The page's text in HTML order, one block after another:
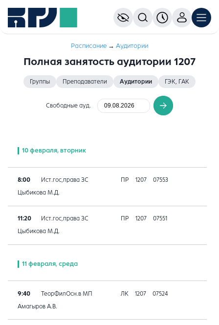
Расписание → Аудитории
Полная занятость аудитории 1207
Группы Преподаватели Аудитории ГЭК, ГАК
Свободные ауд.
10 февраля, вторник
8:00 Ист.гос,права ЗС ПР 1207 07553
Цыбикова М.Д.
11:20 Ист.гос,права ЗС ПР 1207 07551
Цыбикова М.Д.
11 февраля, среда
9:40 ТеорФилОсн.в МП ЛК 1207 07524
Амагыров А.В.